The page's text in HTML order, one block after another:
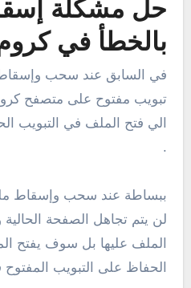
حل مشكلة
بالخطأ في
في السابق عند سحب
تبويب مفتوح على متصفح
الي فتح الملف في التبويب
.
ببساطة عند سحب وإسقاط
لن يتم تجاهل الصفحة الحالية
الملف عليها بل سوف يفتح
الحفاظ على التبويب